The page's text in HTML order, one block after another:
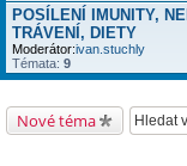
POSÍLENÍ IMUNITY,
TRÁVENÍ, DIETY
Moderátor:ivan.stuchly
Témata: 9
Nové téma